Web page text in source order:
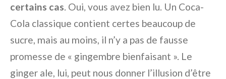
certains cas. Oui, vous avez bien lu. Un Coca-
Cola classique contient certes beaucoup de
sucre, mais au moins, il n’y a pas de fausse
promesse de « gingembre bienfaisant ». Le
ginger ale, lui, peut nous donner l’illusion d’être